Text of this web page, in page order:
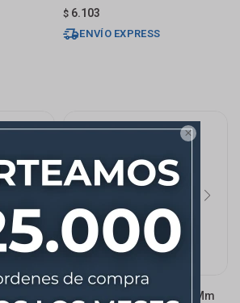

$ 6.103
ENVÍO EXPRESS
110mm
Lijadora Orbital 110x100 Mm